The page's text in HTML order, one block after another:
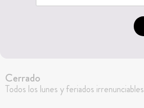
Cerrado
Todos los lunes y feriados irrenunciables